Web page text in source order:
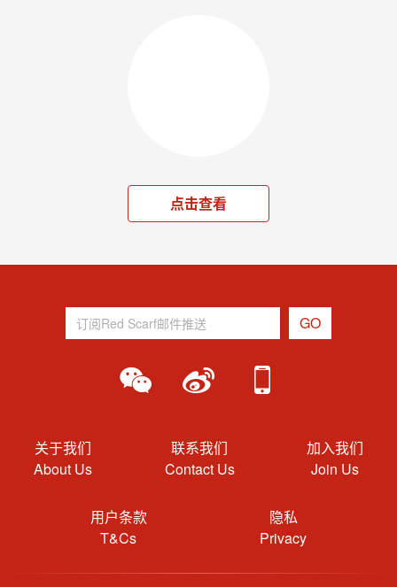
点击查看
关于我们
About Us
联系我们
Contact Us
加入我们
Join Us
用户条款
T&Cs
隐私
Privacy